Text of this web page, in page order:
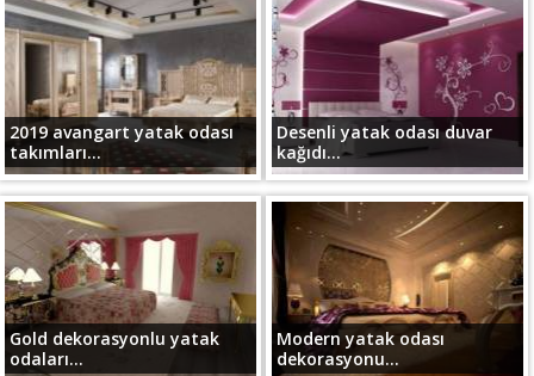
2019 avangart yatak odası
takımları...
Desenli yatak odası duvar
kağıdı...
Gold dekorasyonlu yatak
odaları...
Modern yatak odası
dekorasyonu...